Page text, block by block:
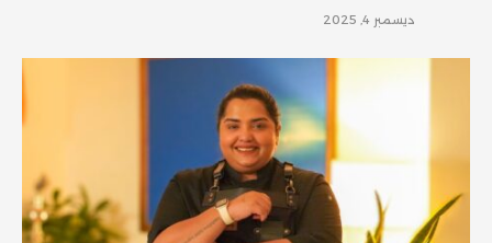
ديسمبر 4, 2025